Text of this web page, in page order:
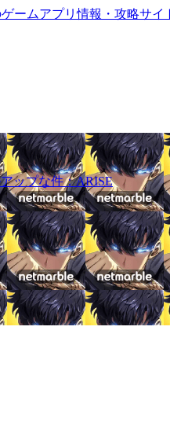
ップな件：ARISE